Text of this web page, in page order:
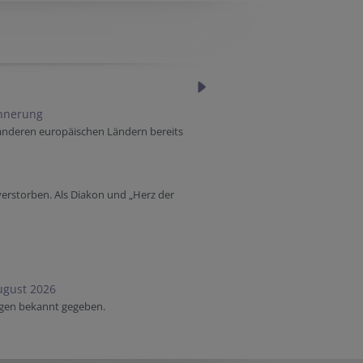
europäischen Ländern bereits
Als Diakon und „Herz der
2026
bekannt gegeben.